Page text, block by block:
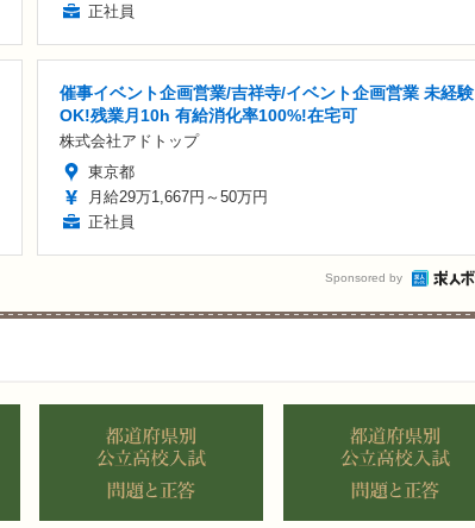
正社員
催事イベント企画営業/吉祥寺/イベント企画営業 未経験
OK!残業月10h 有給消化率100%!在宅可
株式会社アドトップ
東京都
月給29万1,667円～50万円
正社員
Sponsored by